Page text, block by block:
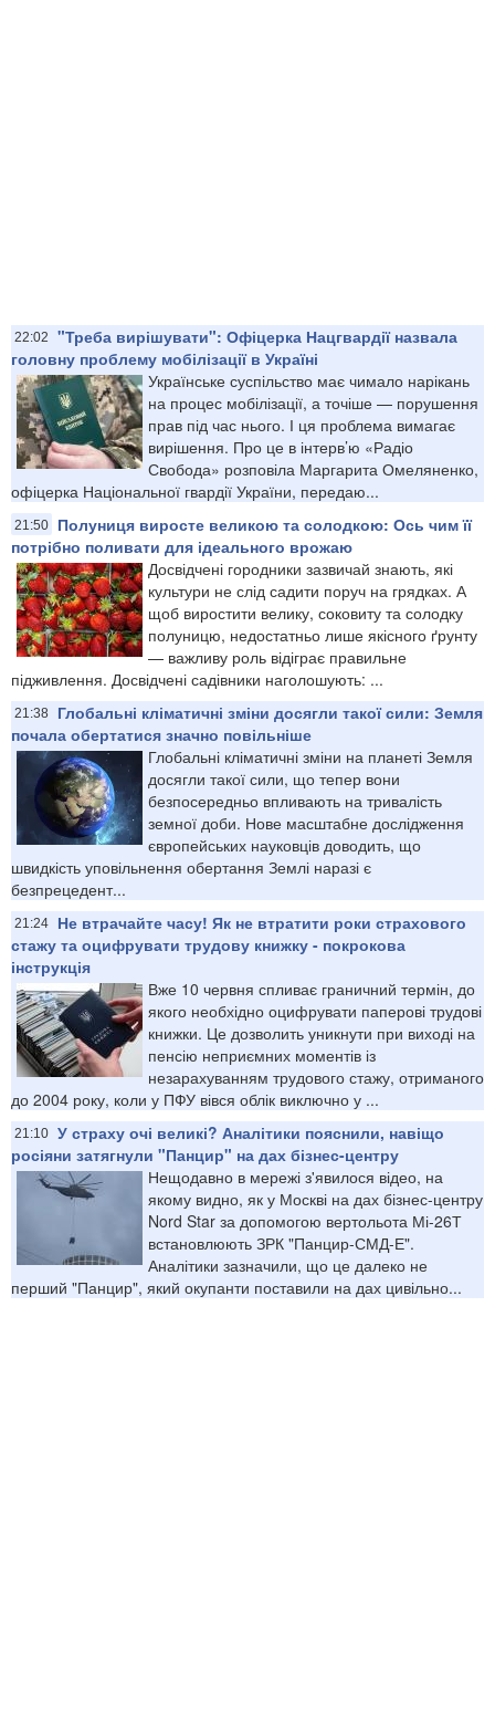
22:02
"Треба вирішувати": Офіцерка Нацгвардії назвала
головну проблему мобілізації в Україні
Українське суспільство має чимало нарікань
на процес мобілізації, а точіше — порушення
прав під час нього. І ця проблема вимагає
вирішення. Про це в інтерв’ю «Радіо
Свобода» розповіла Маргарита Омеляненко,
офіцерка Національної гвардії України, передаю...
21:50
Полуниця виросте великою та солодкою: Ось чим її
потрібно поливати для ідеального врожаю
Досвідчені городники зазвичай знають, які
культури не слід садити поруч на грядках. А
щоб виростити велику, соковиту та солодку
полуницю, недостатньо лише якісного ґрунту
— важливу роль відіграє правильне
підживлення. Досвідчені садівники наголошують: ...
21:38
​Глобальні кліматичні зміни досягли такої сили: Земля
почала обертатися значно повільніше
Глобальні кліматичні зміни на планеті Земля
досягли такої сили, що тепер вони
безпосередньо впливають на тривалість
земної доби. Нове масштабне дослідження
європейських науковців доводить, що
швидкість уповільнення обертання Землі наразі є
безпрецедент...
21:24
Не втрачайте часу! Як не втратити роки страхового
стажу та оцифрувати трудову книжку - покрокова
інструкція
Вже 10 червня спливає граничний термін, до
якого необхідно оцифрувати паперові трудові
книжки. Це дозволить уникнути при виході на
пенсію неприємних моментів із
незарахуванням трудового стажу, отриманого
до 2004 року, коли у ПФУ вівся облік виключно у ...
21:10 У страху очі великі? Аналітики пояснили, навіщо
росіяни затягнули "Панцир" на дах бізнес-центру
Нещодавно в мережі з'явилося відео, на
якому видно, як у Москві на дах бізнес-центру
Nord Star за допомогою вертольота Мі-26Т
встановлюють ЗРК "Панцир-СМД-Е".
Аналітики зазначили, що це далеко не
перший "Панцир", який окупанти поставили на дах цивільно...